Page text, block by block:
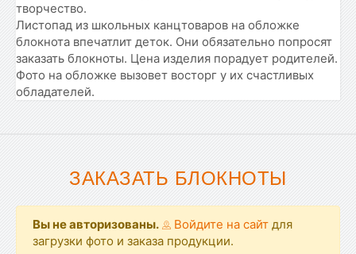
творчество.
Листопад из школьных канцтоваров на обложке
блокнота впечатлит деток. Они обязательно попросят
заказать блокноты. Цена изделия порадует родителей.
Фото на обложке вызовет восторг у их счастливых
обладателей.
ЗАКАЗАТЬ БЛОКНОТЫ
Вы не авторизованы. Войдите на сайт для
загрузки фото и заказа продукции.